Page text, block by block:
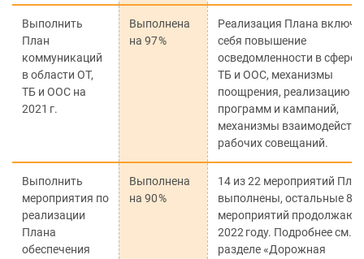
Выполнить
План
коммуникаций
в области ОТ,
ТБ и ООС на
2021 г.
Выполнена
на 97 %
Реализация Плана
себя повышение
осведомленности в сфере
ТБ и ООС, механизмы
поощрения, реализацию
программ и кампаний,
механизмы
рабочих совещаний.
Выполнить
мероприятия по
реализации
Плана
обеспечения
Выполнена
на 90 %
14 из 22 мероприятий
выполнены, остальные 8
мероприятий
2022 году. Подробнее см. в
разделе «Дорожная